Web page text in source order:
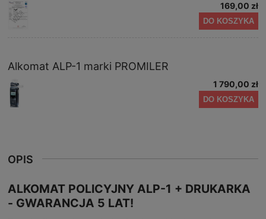
169,00 zł
DO KOSZYKA
Alkomat ALP-1 marki PROMILER
1 790,00 zł
DO KOSZYKA
OPIS
ALKOMAT POLICYJNY ALP-1 + DRUKARKA
- GWARANCJA 5 LAT!